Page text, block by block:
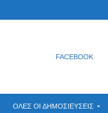
FACEBOOK
ΟΛΕΣ ΟΙ ΔΗΜΟΣΙΕΥΣΕΙΣ